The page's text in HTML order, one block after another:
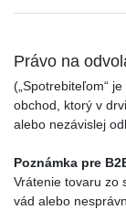
Právo na
(„Spotrebiteľom“
obchod, ktorý v
alebo nezávislej
Poznámka pre
Vrátenie tovaru zo
vád alebo